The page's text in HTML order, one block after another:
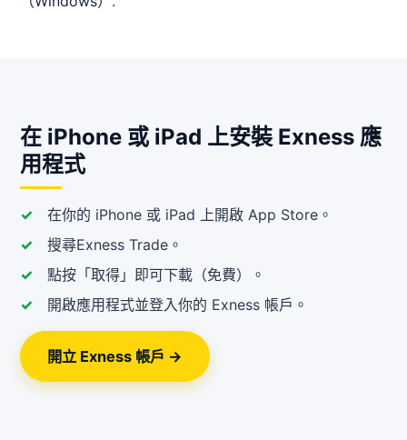
在 iPhone 或 iPad 上安裝 Exness 應
用程式
在你的 iPhone 或 iPad 上開啟 App Store。
搜尋Exness Trade。
點按「取得」即可下載（免費）。
開啟應用程式並登入你的 Exness 帳戶。
開立 Exness 帳戶 →